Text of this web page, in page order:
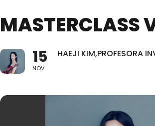
MASTERCLASS
15
NOV
HAEJI KIM,PROFESORA